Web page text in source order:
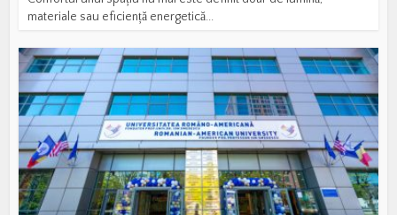
materiale sau eficiență energetică...